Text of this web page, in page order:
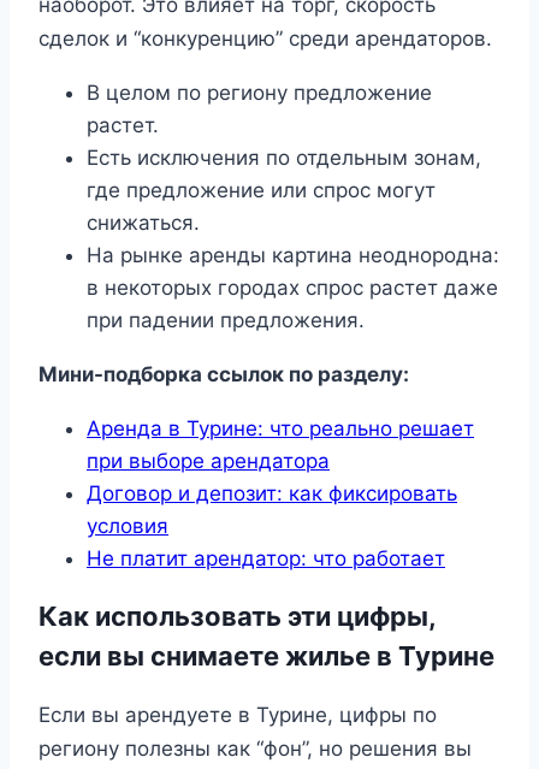
сделок и “конкуренцию” среди арендаторов.
В целом по региону предложение
растет.
Есть исключения по отдельным зонам,
где предложение или спрос могут
снижаться.
На рынке аренды картина неоднородна:
в некоторых городах спрос растет даже
при падении предложения.
Мини-подборка ссылок по разделу:
Аренда в Турине: что реально решает
при выборе арендатора
Договор и депозит: как фиксировать
условия
Не платит арендатор: что работает
Как использовать эти цифры,
если вы снимаете жилье в Турине
Если вы арендуете в Турине, цифры по
региону полезны как “фон”, но решения вы